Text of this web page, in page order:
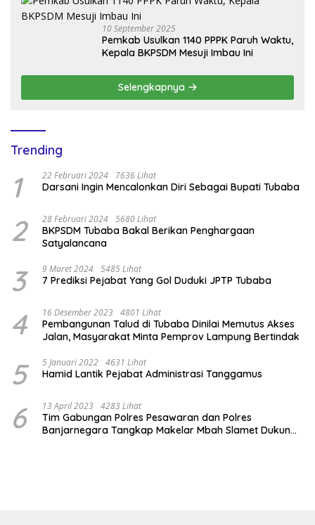
10 September 2025
Pemkab Usulkan 1140 PPPK Paruh Waktu,
Kepala BKPSDM Mesuji Imbau Ini
Selengkapnya
Trending
1 22 Februari 2024 7636 Lihat
Darsani Ingin Mencalonkan Diri Sebagai Bupati Tubaba
2 28 Februari 2024 5680 Lihat
BKPSDM Tubaba Bakal Berikan Penghargaan
Satyalancana
3 9 Maret 2024 5485 Lihat
7 Prediksi Pejabat Yang Gol Duduki JPTP Tubaba
4 16 Desember 2023 4801 Lihat
Pembangunan Talud di Tubaba Dinilai Memutus Akses
Jalan, Masyarakat Minta Pemprov Lampung Bertindak
5 5 Januari 2022 4631 Lihat
Hamid Lantik Pejabat Administrasi Tanggamus
6 13 April 2023 4283 Lihat
Tim Gabungan Polres Pesawaran dan Polres
Banjarnegara Tangkap Makelar Mbah Slamet Dukun